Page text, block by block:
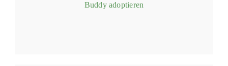
Buddy adoptieren